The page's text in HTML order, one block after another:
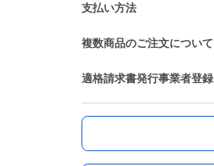
支払い方法
複数商品のご注文について
適格請求書発行事業者登録